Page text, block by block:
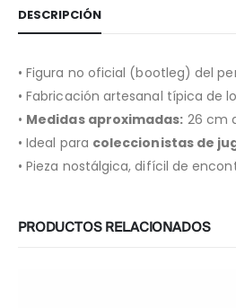
DESCRIPCIÓN
• Figura no oficial (bootleg) del
• Fabricación artesanal típica de
• Medidas aproximadas: 26 cm
• Ideal para coleccionistas de
• Pieza nostálgica, difícil de
PRODUCTOS RELACIONADOS